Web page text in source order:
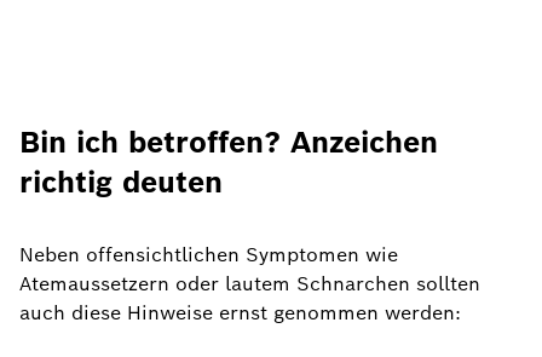
Bin ich betroffen? Anzeichen
richtig deuten
Neben offensichtlichen Symptomen wie
Atemaussetzern oder lautem Schnarchen sollten
auch diese Hinweise ernst genommen werden: